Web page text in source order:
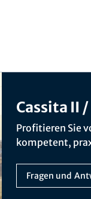
Cassita II
Profitieren Sie
kompetent,
Fragen und